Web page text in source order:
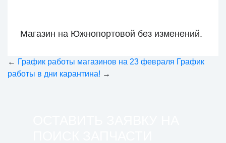
Магазин на Южнопортовой без изменений.
← График работы магазинов на 23 февраля График
работы в дни карантина! →